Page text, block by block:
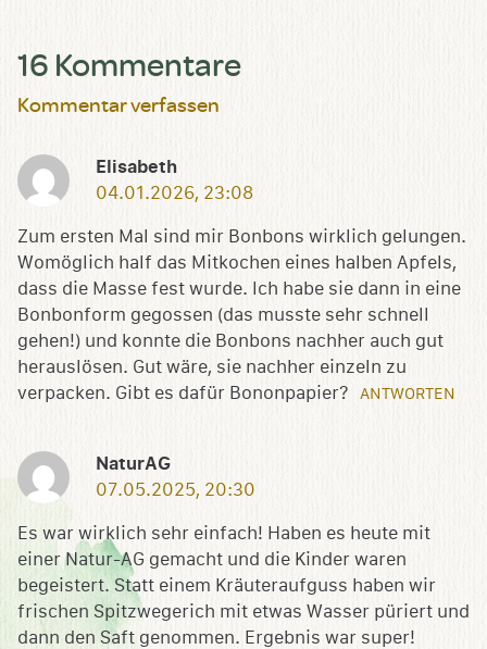
16 Kommentare
Kommentar verfassen
Elisabeth
04.01.2026, 23:08
Zum ersten Mal sind mir Bonbons wirklich gelungen.
Womöglich half das Mitkochen eines halben Apfels,
dass die Masse fest wurde. Ich habe sie dann in eine
Bonbonform gegossen (das musste sehr schnell
gehen!) und konnte die Bonbons nachher auch gut
herauslösen. Gut wäre, sie nachher einzeln zu
verpacken. Gibt es dafür Bononpapier?
ANTWORTEN
NaturAG
07.05.2025, 20:30
Es war wirklich sehr einfach! Haben es heute mit
einer Natur-AG gemacht und die Kinder waren
begeistert. Statt einem Kräuteraufguss haben wir
frischen Spitzwegerich mit etwas Wasser püriert und
dann den Saft genommen. Ergebnis war super!